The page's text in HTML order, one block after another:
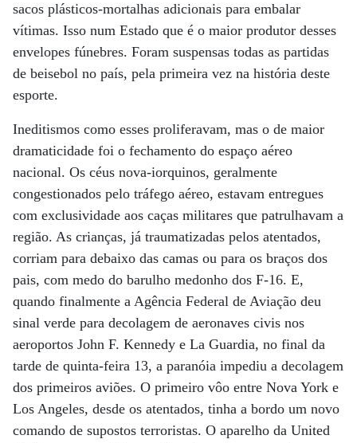
sacos plásticos-mortalhas adicionais para embalar
vítimas. Isso num Estado que é o maior produtor desses
envelopes fúnebres. Foram suspensas todas as partidas
de beisebol no país, pela primeira vez na história deste
esporte.
Ineditismos como esses proliferavam, mas o de maior
dramaticidade foi o fechamento do espaço aéreo
nacional. Os céus nova-iorquinos, geralmente
congestionados pelo tráfego aéreo, estavam entregues
com exclusividade aos caças militares que patrulhavam a
região. As crianças, já traumatizadas pelos atentados,
corriam para debaixo das camas ou para os braços dos
pais, com medo do barulho medonho dos F-16. E,
quando finalmente a Agência Federal de Aviação deu
sinal verde para decolagem de aeronaves civis nos
aeroportos John F. Kennedy e La Guardia, no final da
tarde de quinta-feira 13, a paranóia impediu a decolagem
dos primeiros aviões. O primeiro vôo entre Nova York e
Los Angeles, desde os atentados, tinha a bordo um novo
comando de supostos terroristas. O aparelho da United